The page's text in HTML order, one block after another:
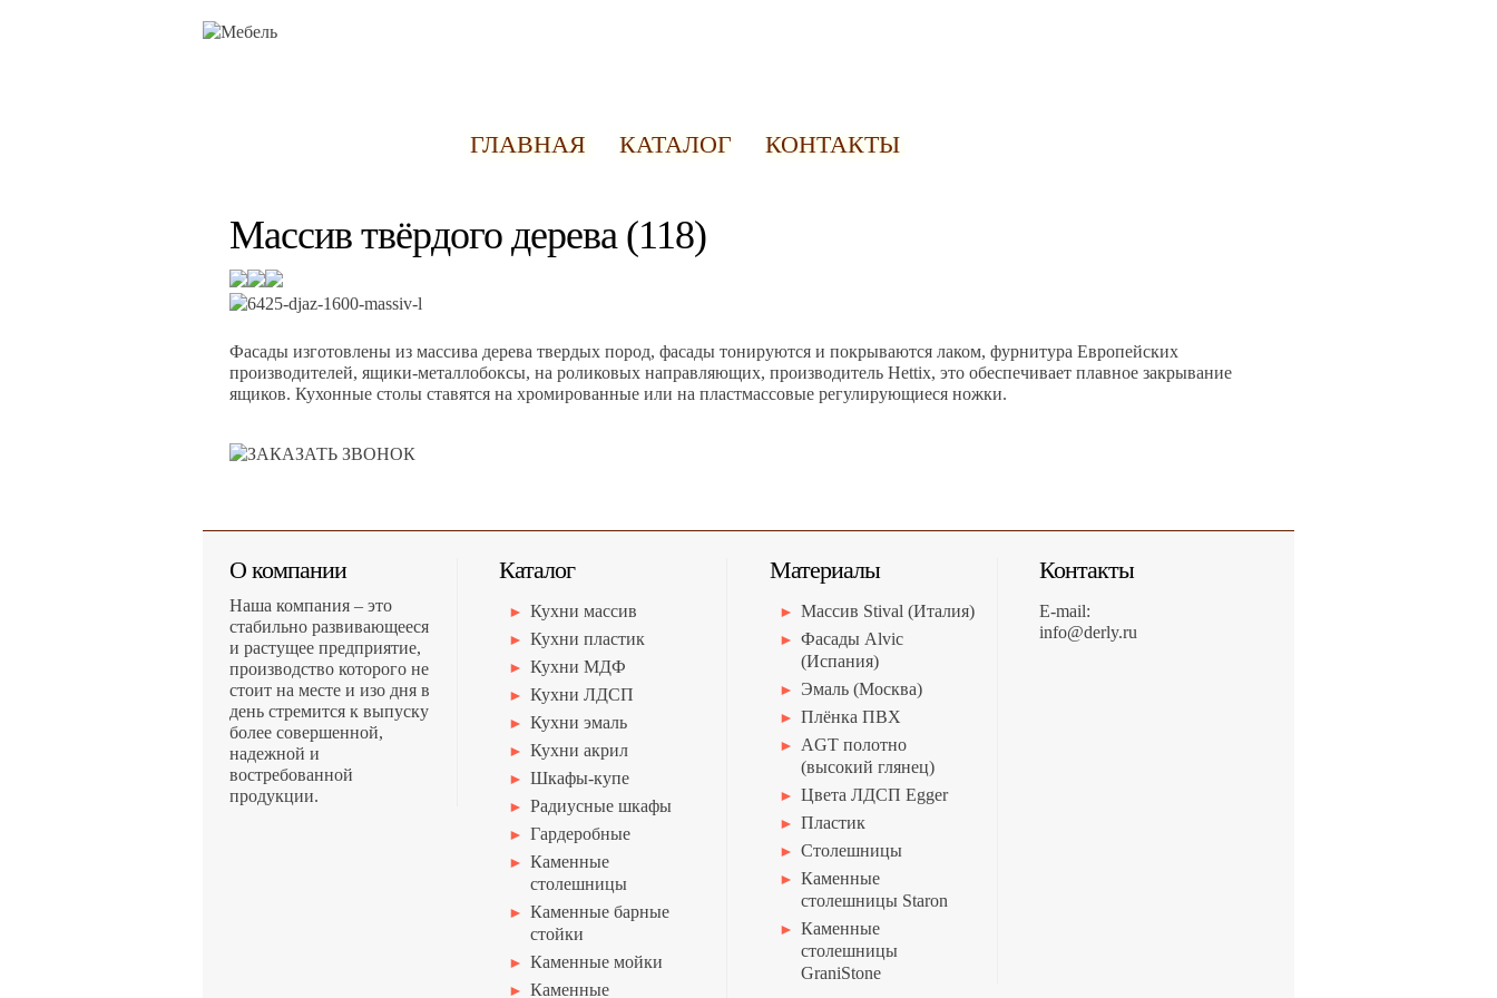
ГЛАВНАЯ КАТАЛОГ КОНТАКТЫ
Массив твёрдого дерева (118)
Фасады изготовлены из массива дерева твердых пород, фасады тонируются и покрываются лаком, фурнитура Европейских
производителей, ящики-металлобоксы, на роликовых направляющих, производитель Hettix, это обеспечивает плавное закрывание
ящиков. Кухонные столы ставятся на хромированные или на пластмассовые регулирующиеся ножки.
О компании
Наша компания – это
стабильно развивающееся
и растущее предприятие,
производство которого не
стоит на месте и изо дня в
день стремится к выпуску
более совершенной,
надежной и
востребованной
продукции.
Каталог
Кухни массив
Кухни пластик
Кухни МДФ
Кухни ЛДСП
Кухни эмаль
Кухни акрил
Шкафы-купе
Радиусные шкафы
Гардеробные
Каменные
столешницы
Каменные барные
стойки
Каменные мойки
Каменные
Материалы
Массив Stival (Италия)
Фасады Alvic
(Испания)
Эмаль (Москва)
Плёнка ПВХ
AGT полотно
(высокий глянец)
Цвета ЛДСП Egger
Пластик
Столешницы
Каменные
столешницы Staron
Каменные
столешницы
GraniStone
Контакты
E-mail:
info@derly.ru